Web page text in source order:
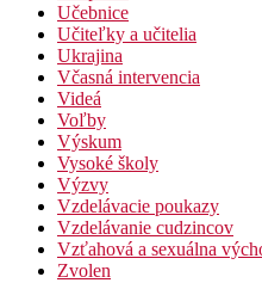
Učebnice
Učiteľky a učitelia
Ukrajina
Včasná intervencia
Videá
Voľby
Výskum
Vysoké školy
Výzvy
Vzdelávacie poukazy
Vzdelávanie cudzincov
Vzťahová a sexuálna
Zvolen